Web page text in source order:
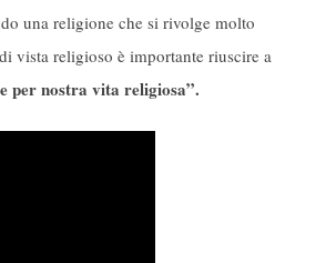
una religione che si rivolge molto
vista religioso è importante riuscire a
per nostra vita religiosa”.